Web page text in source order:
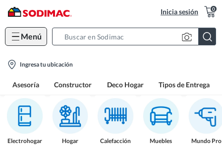
Inicia sesión 0
Menú
location-
Ingresa tu ubicación
Asesoría Constructor Deco Hogar Tipos de Entrega
Electrohogar Hogar Calefacción Muebles Mundo Pro